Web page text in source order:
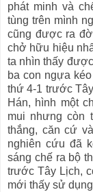
phát minh và
tùng trên mình
cũng được ra
chở hữu hiệu
ta nhìn thấy
ba con ngựa
thứ 4-1 trước
Hán, hình một
mui nhưng còn
thắng, căn cứ
nghiên cứu đã
sáng chế ra bộ
trước Tây Lịch,
mới thấy sử